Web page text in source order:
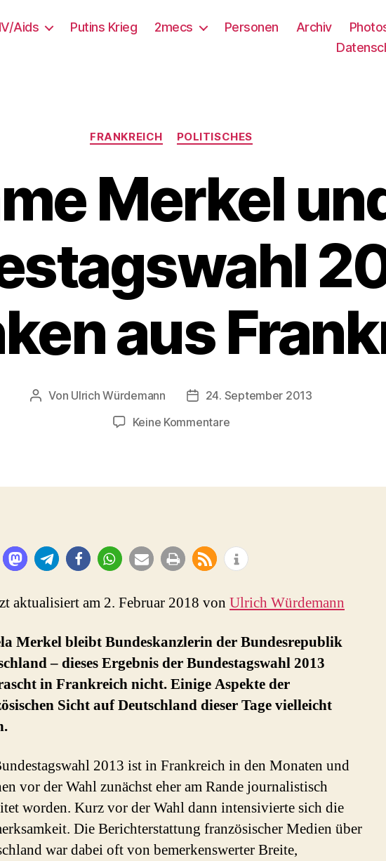
Aids Putins Krieg 2mecs Personen Archiv
Kategorien
FRANKREICH POLITISCHES
Merkel
aus
Beitragsautor
Von Ulrich Würdemann Beitragsdatum
24. September 2013
Keine Kommentarezu
die
Gedanken
aus
aktualisiert am 2. Februar 2018 von Ulrich Würdemann
Merkel bleibt Bundeskanzlerin der Bundesrepublik
– dieses Ergebnis der Bundestagswahl 2013
in Frankreich nicht. Einige Aspekte der
Sicht auf Deutschland dieser Tage vielleicht
2013 ist in Frankreich in den Monaten und
vor der Wahl zunächst eher am Rande journalistisch
worden. Kurz vor der Wahl dann intensivierte sich die
Die Berichterstattung französischer Medien über
war dabei oft von bemerkenswerter Breite,